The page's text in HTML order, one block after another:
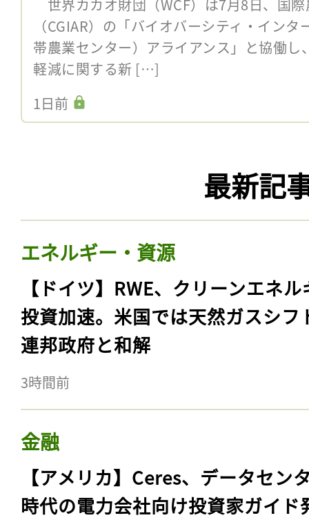
世界カカオ財団（WCF）は7月8日、国
（CGIAR）の「バイオバーシティ・イン
帯農業センター）アライアンス」と協働
軽減に関する新 […]
1日前
最新記
エネルギー・資源
【ドイツ】RWE、クリーンエネ
投資加速。米国では天然ガスシフ
連邦政府と和解
3時間前
金融
【アメリカ】Ceres、データセン
時代の電力会社向け投資家ガイド